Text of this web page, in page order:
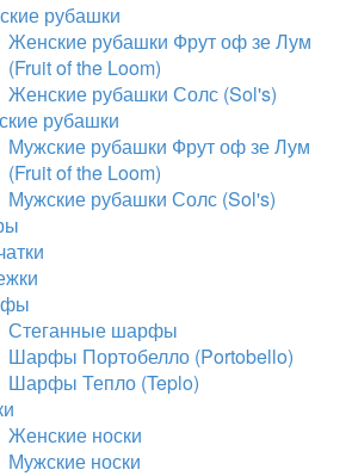
рубашки
Женские рубашки Фрут оф зе Лум
(Fruit of the Loom)
Женские рубашки Солс (Sol's)
рубашки
Мужские рубашки Фрут оф зе Лум
(Fruit of the Loom)
Мужские рубашки Солс (Sol's)
Стеганные шарфы
Шарфы Портобелло (Portobello)
Шарфы Тепло (Teplo)
Женские носки
Мужские носки